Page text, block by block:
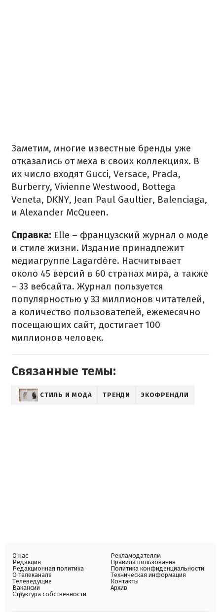
Заметим, многие известные бренды уже
отказались от меха в своих коллекциях. В
их число входят Gucci, Versace, Prada,
Burberry, Vivienne Westwood, Bottega
Veneta, DKNY, Jean Paul Gaultier, Balenciaga,
и Alexander McQueen.
Справка: Elle – французский журнал о моде
и стиле жизни. Издание принадлежит
медиагруппе Lagardère. Насчитывает
около 45 версий в 60 странах мира, а также
– 33 вебсайта. Журнал пользуется
популярностью у 33 миллионов читателей,
а количество пользователей, ежемесячно
посещающих сайт, достигает 100
миллионов человек.
Связанные темы:
СТИЛЬ И МОДА ТРЕНДИ ЭКОФРЕНДЛИ
О нас
Редакция
Редакционная политика
О телеканале
Телеведущие
Вакансии
Структура собственности
Рекламодателям
Правила пользования
Политика конфиденциальности
Техническая информация
Контакты
Архив